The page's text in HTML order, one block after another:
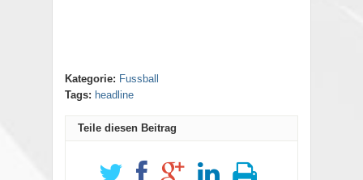
Kategorie: Fussball
Tags: headline
Teile diesen Beitrag